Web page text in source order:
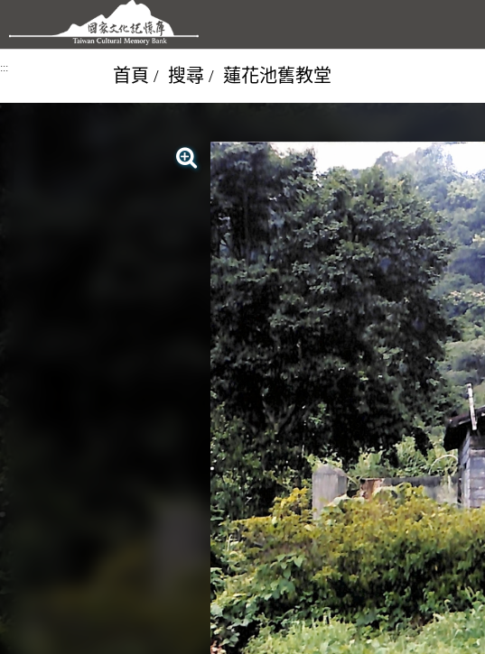
跳到主要內容區塊
::: 首頁 搜尋 蓮花池舊教堂